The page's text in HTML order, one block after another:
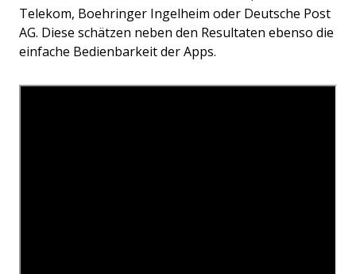
Telekom, Boehringer Ingelheim oder Deutsche Post
AG. Diese schätzen neben den Resultaten ebenso die
einfache Bedienbarkeit der Apps.